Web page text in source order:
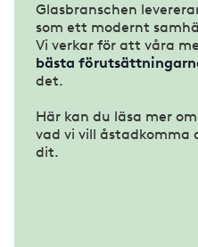
Glasbranschen
som ett modernt
Vi verkar för att våra
bästa
det.
Här kan du läsa mer om
vad vi vill åstadkomma
dit.